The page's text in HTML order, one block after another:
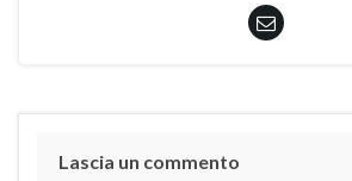
Lascia un commento